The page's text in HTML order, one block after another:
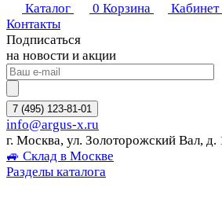
Каталог 0 Корзина Кабинет
Контакты
Подписаться
на новости и акции
7 (495) 123-81-01
info@argus-x.ru
г. Москва, ул. Золоторожский Вал, д.
🚙 Склад в Москве
Разделы каталога